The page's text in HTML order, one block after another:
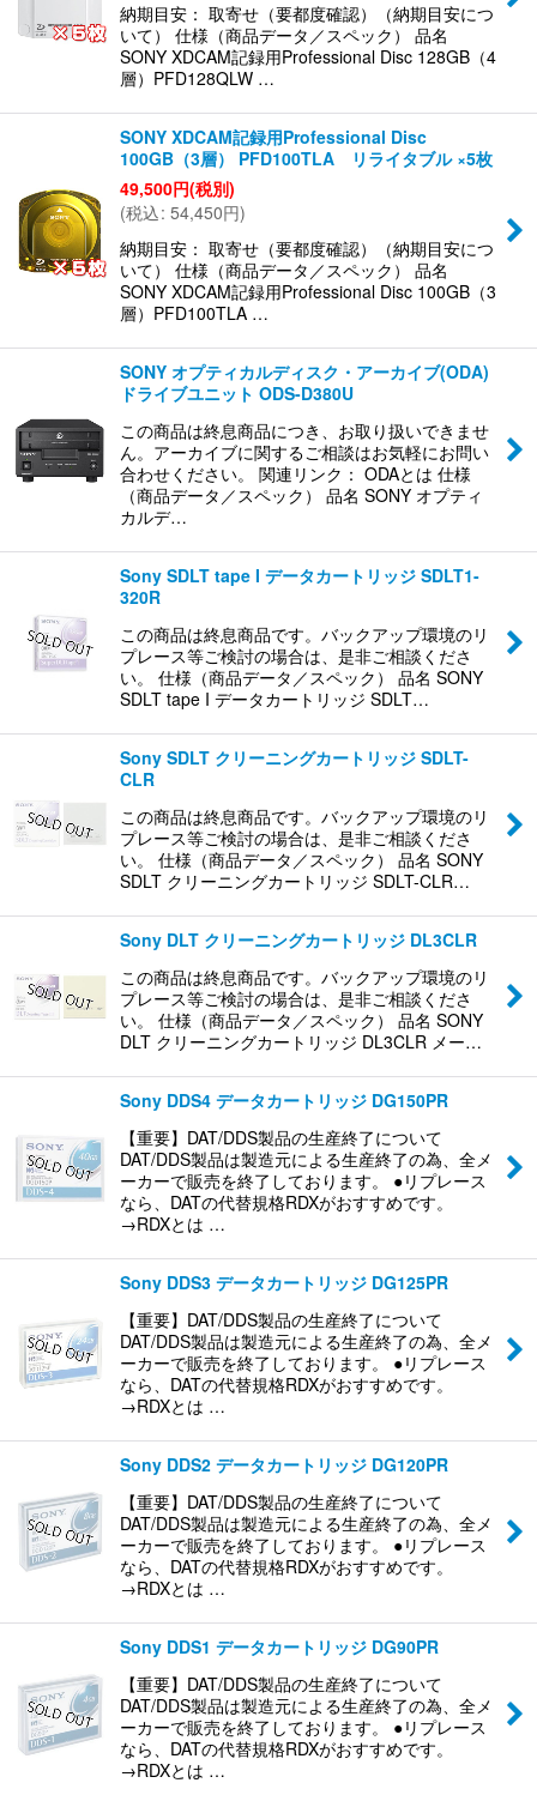
納期目安： 取寄せ（要都度確認）（納期目安につ
いて） 仕様（商品データ／スペック） 品名
SONY XDCAM記録用Professional Disc 128GB（4
層）PFD128QLW …
SONY XDCAM記録用Professional Disc
100GB（3層） PFD100TLA リライタブル ×5枚
49,500円(税別)
(税込: 54,450円)
納期目安： 取寄せ（要都度確認）（納期目安につ
いて） 仕様（商品データ／スペック） 品名
SONY XDCAM記録用Professional Disc 100GB（3
層）PFD100TLA …
SONY オプティカルディスク・アーカイブ(ODA)
ドライブユニット ODS-D380U
この商品は終息商品につき、お取り扱いできませ
ん。アーカイブに関するご相談はお気軽にお問い
合わせください。 関連リンク： ODAとは 仕様
（商品データ／スペック） 品名 SONY オプティ
カルデ…
Sony SDLT tape I データカートリッジ SDLT1-
320R
この商品は終息商品です。バックアップ環境のリ
プレース等ご検討の場合は、是非ご相談くださ
い。 仕様（商品データ／スペック） 品名 SONY
SDLT tape I データカートリッジ SDLT…
Sony SDLT クリーニングカートリッジ SDLT-
CLR
この商品は終息商品です。バックアップ環境のリ
プレース等ご検討の場合は、是非ご相談くださ
い。 仕様（商品データ／スペック） 品名 SONY
SDLT クリーニングカートリッジ SDLT-CLR…
Sony DLT クリーニングカートリッジ DL3CLR
この商品は終息商品です。バックアップ環境のリ
プレース等ご検討の場合は、是非ご相談くださ
い。 仕様（商品データ／スペック） 品名 SONY
DLT クリーニングカートリッジ DL3CLR メー…
Sony DDS4 データカートリッジ DG150PR
【重要】DAT/DDS製品の生産終了について
DAT/DDS製品は製造元による生産終了の為、全メ
ーカーで販売を終了しております。 ●リプレース
なら、DATの代替規格RDXがおすすめです。
→RDXとは …
Sony DDS3 データカートリッジ DG125PR
【重要】DAT/DDS製品の生産終了について
DAT/DDS製品は製造元による生産終了の為、全メ
ーカーで販売を終了しております。 ●リプレース
なら、DATの代替規格RDXがおすすめです。
→RDXとは …
Sony DDS2 データカートリッジ DG120PR
【重要】DAT/DDS製品の生産終了について
DAT/DDS製品は製造元による生産終了の為、全メ
ーカーで販売を終了しております。 ●リプレース
なら、DATの代替規格RDXがおすすめです。
→RDXとは …
Sony DDS1 データカートリッジ DG90PR
【重要】DAT/DDS製品の生産終了について
DAT/DDS製品は製造元による生産終了の為、全メ
ーカーで販売を終了しております。 ●リプレース
なら、DATの代替規格RDXがおすすめです。
→RDXとは …